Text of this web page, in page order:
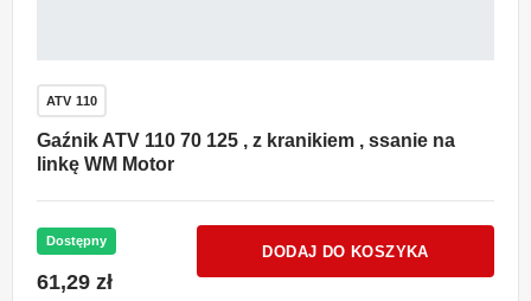
ATV 110
Gaźnik ATV 110 70 125 , z kranikiem , ssanie na
linkę WM Motor
Dostępny
61,29 zł
DODAJ DO KOSZYKA